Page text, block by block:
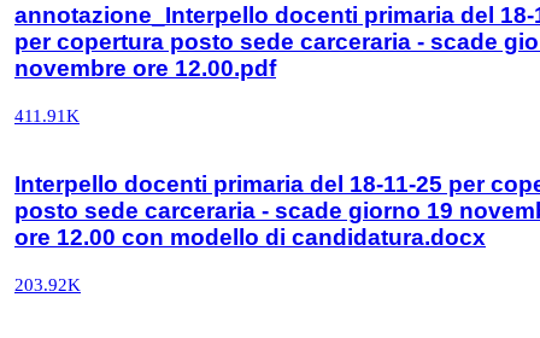
annotazione_Interpello docenti primaria del 18-
per copertura posto sede carceraria - scade
novembre ore 12.00.pdf
411.91K
Interpello docenti primaria del 18-11-25 per
posto sede carceraria - scade giorno 19
ore 12.00 con modello di candidatura.docx
203.92K